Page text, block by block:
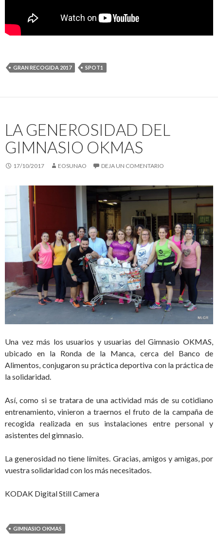
GRAN RECOGIDA 2017 SPOT1
LA GENEROSIDAD DEL
GIMNASIO OKMAS
17/10/2017 EOSUNAO DEJA UN COMENTARIO
Una vez más los usuarios y usuarias del Gimnasio OKMAS,
ubicado en la Ronda de la Manca, cerca del Banco de
Alimentos, conjugaron su práctica deportiva con la práctica de
la solidaridad.
Así, como si se tratara de una actividad más de su cotidiano
entrenamiento, vinieron a traernos el fruto de la campaña de
recogida realizada en sus instalaciones entre personal y
asistentes del gimnasio.
La generosidad no tiene límites. Gracias, amigos y amigas, por
vuestra solidaridad con los más necesitados.
KODAK Digital Still Camera
GIMNASIO OKMAS